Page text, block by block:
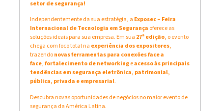
setor de segurança!
Independentemente da sua estratégia, a Exposec – Feira
Internacional de Tecnologia em Segurança oferece as
soluções ideais para sua empresa. Em sua 27ª edição, o evento
chega com foco total na experiência dos expositores,
trazendonovas ferramentas para conexões face a
face,fortalecimento de networkingeacesso às principais
tendências em segurança eletrônica, patrimonial,
pública, privada e empresarial.
Descubra novas oportunidades de negócios no maior evento de
segurança da América Latina.